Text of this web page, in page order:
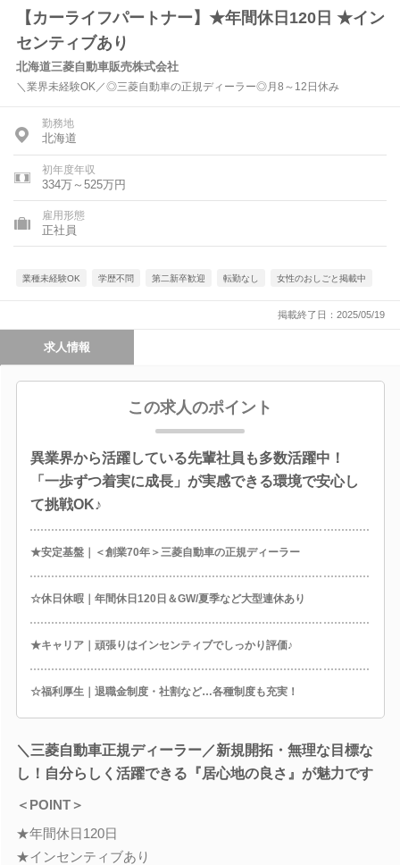
【カーライフパートナー】★年間休日120日 ★イン
センティブあり
北海道三菱自動車販売株式会社
＼業界未経験OK／◎三菱自動車の正規ディーラー◎月8～12日休み
勤務地
北海道
初年度年収
334万～525万円
雇用形態
正社員
業種未経験OK 学歴不問 第二新卒歓迎 転勤なし 女性のおしごと掲載中
掲載終了日：2025/05/19
求人情報
この求人のポイント
異業界から活躍している先輩社員も多数活躍中！
「一歩ずつ着実に成長」が実感できる環境で安心し
て挑戦OK♪
★安定基盤｜＜創業70年＞三菱自動車の正規ディーラー
☆休日休暇｜年間休日120日＆GW/夏季など大型連休あり
★キャリア｜頑張りはインセンティブでしっかり評価♪
☆福利厚生｜退職金制度・社割など…各種制度も充実！
＼三菱自動車正規ディーラー／新規開拓・無理な目標な
し！自分らしく活躍できる『居心地の良さ』が魅力です
＜POINT＞
★年間休日120日
★インセンティブあり